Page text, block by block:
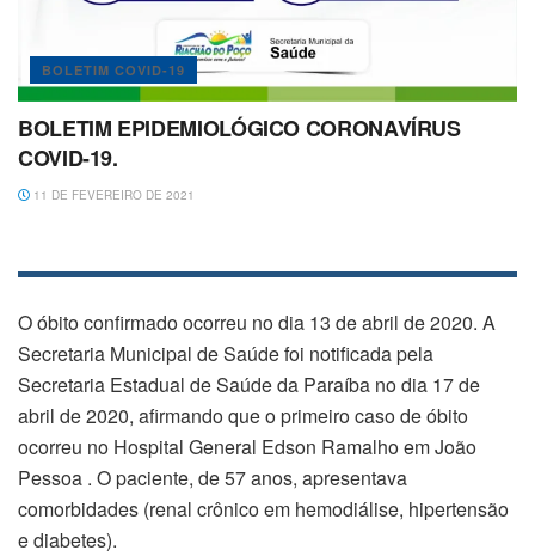
BOLETIM COVID-19
BOLETIM EPIDEMIOLÓGICO CORONAVÍRUS
COVID-19.
11 DE FEVEREIRO DE 2021
O óbito confirmado ocorreu no dia 13 de abril de 2020. A
Secretaria Municipal de Saúde foi notificada pela
Secretaria Estadual de Saúde da Paraíba no dia 17 de
abril de 2020, afirmando que o primeiro caso de óbito
ocorreu no Hospital General Edson Ramalho em João
Pessoa . O paciente, de 57 anos, apresentava
comorbidades (renal crônico em hemodiálise, hipertensão
e diabetes).